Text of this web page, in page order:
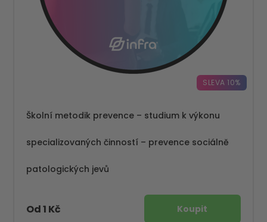
SLEVA 10%
Školní metodik prevence – studium k výkonu
specializovaných činností – prevence sociálně
patologických jevů
Od 1 Kč